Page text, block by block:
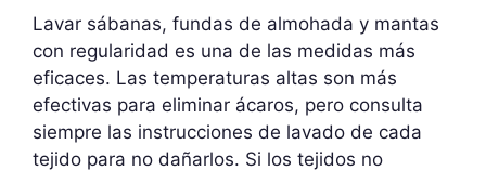
Lavar sábanas, fundas de almohada y mantas
con regularidad es una de las medidas más
eficaces. Las temperaturas altas son más
efectivas para eliminar ácaros, pero consulta
siempre las instrucciones de lavado de cada
tejido para no dañarlos. Si los tejidos no